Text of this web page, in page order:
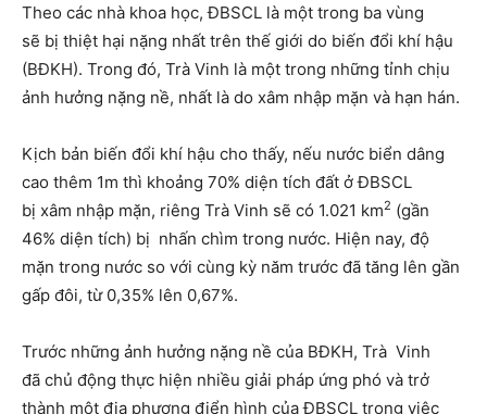
Theo các nhà khoa học, ĐBSCL là một trong ba vùng
sẽ bị thiệt hại nặng nhất trên thế giới do biến đổi khí hậu
(BĐKH). Trong đó, Trà Vinh là một trong những tỉnh chịu
ảnh hưởng nặng nề, nhất là do xâm nhập mặn và hạn hán.
Kịch bản biến đổi khí hậu cho thấy, nếu nước biển dâng
cao thêm 1m thì khoảng 70% diện tích đất ở ĐBSCL
bị xâm nhập mặn, riêng Trà Vinh sẽ có 1.021 km2 (gần
46% diện tích) bị nhấn chìm trong nước. Hiện nay, độ
mặn trong nước so với cùng kỳ năm trước đã tăng lên gần
gấp đôi, từ 0,35% lên 0,67%.
Trước những ảnh hưởng nặng nề của BĐKH, Trà Vinh
đã chủ động thực hiện nhiều giải pháp ứng phó và trở
thành một địa phương điển hình của ĐBSCL trong việc